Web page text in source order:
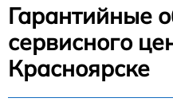
Гарантийные
сервисного
Красноярске